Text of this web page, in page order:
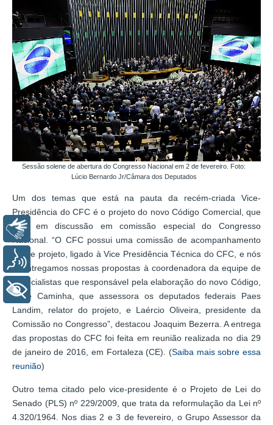
Sessão solene de abertura do Congresso Nacional em 2 de fevereiro. Foto:
Lúcio Bernardo Jr/Câmara dos Deputados
Um dos temas que está na pauta da recém-criada Vice-
Presidência do CFC é o projeto do novo Código Comercial, que
está em discussão em comissão especial do Congresso
Nacional. “O CFC possui uma comissão de acompanhamento
desse projeto, ligado à Vice Presidência Técnica do CFC, e nós
já entregamos nossas propostas à coordenadora da equipe de
especialistas que responsável pela elaboração do novo Código,
Uinie Caminha, que assessora os deputados federais Paes
Landim, relator do projeto, e Laércio Oliveira, presidente da
Comissão no Congresso”, destacou Joaquim Bezerra. A entrega
das propostas do CFC foi feita em reunião realizada no dia 29
de janeiro de 2016, em Fortaleza (CE). (Saiba mais sobre essa
reunião)
Outro tema citado pelo vice-presidente é o Projeto de Lei do
Senado (PLS) nº 229/2009, que trata da reformulação da Lei nº
4.320/1964. Nos dias 2 e 3 de fevereiro, o Grupo Assessor da
Libras
Voz
+ Acessibilidade